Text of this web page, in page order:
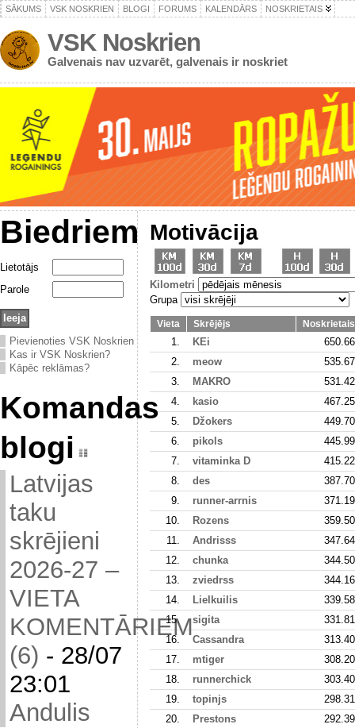
SĀKUMS VSK NOSKRIEN BLOGI FORUMS KALENDĀRS NOSKRIETAIS
VSK Noskrien
Galvenais nav uzvarēt, galvenais ir noskriet
Biedriem
Lietotājs
Parole
Pievienoties VSK Noskrien
Kas ir VSK Noskrien?
Kāpēc reklāmas?
Komandas
blogi
Latvijas
taku
skrējieni
2026-27 –
VIETA
KOMENTĀRIEM
(6) - 28/07
23:01
Andulis
Motivācija
Kilometri
Grupa
Vieta Skrējējs Noskrietais
1. KEi
650.66
2.
meow
535.67
3.
MAKRO
531.42
4.
kasio
467.25
5.
Džokers
449.70
6.
pikols
445.99
7.
vitaminka D
415.22
8.
des
387.70
9.
runner-arrnis
371.19
10.
Rozens
359.50
11.
Andrisss
347.64
12.
chunka
344.50
13.
zviedrss
344.16
14.
Lielkuilis
339.58
15.
sigita
331.81
16.
Cassandra
313.40
17.
mtiger
308.20
18.
runnerchick
303.40
19.
topinjs
298.31
20.
Prestons
292.39